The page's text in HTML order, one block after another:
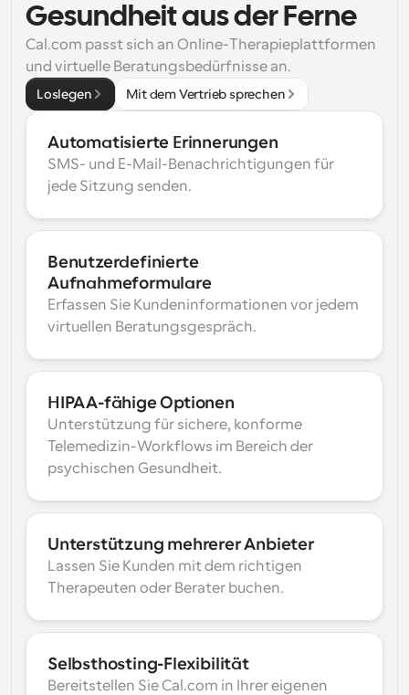
Gesundheit aus der Ferne
Cal.com passt sich an Online-Therapieplattformen
und virtuelle Beratungsbedürfnisse an.
Loslegen Mit dem Vertrieb sprechen
Automatisierte Erinnerungen
SMS- und E-Mail-Benachrichtigungen für
jede Sitzung senden.
Benutzerdefinierte
Aufnahmeformulare
Erfassen Sie Kundeninformationen vor jedem
virtuellen Beratungsgespräch.
HIPAA-fähige Optionen
Unterstützung für sichere, konforme
Telemedizin-Workflows im Bereich der
psychischen Gesundheit.
Unterstützung mehrerer Anbieter
Lassen Sie Kunden mit dem richtigen
Therapeuten oder Berater buchen.
Selbsthosting-Flexibilität
Bereitstellen Sie Cal.com in Ihrer eigenen